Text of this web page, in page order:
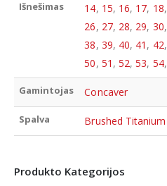
Išnešimas 14, 15, 16, 17, 18,
26, 27, 28, 29, 30,
38, 39, 40, 41 , 42,
50, 51 , 52,53, 54,
Gamintojas Concaver
Spalva Brushed Titanium
Produkto Kategorijos